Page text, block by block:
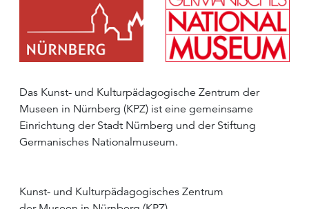
Das Kunst- und Kulturpädagogische Zentrum der
Museen in Nürnberg (KPZ) ist eine gemeinsame
Einrichtung der Stadt Nürnberg und der Stiftung
Germanisches Nationalmuseum.
Kunst- und Kulturpädagogisches Zentrum